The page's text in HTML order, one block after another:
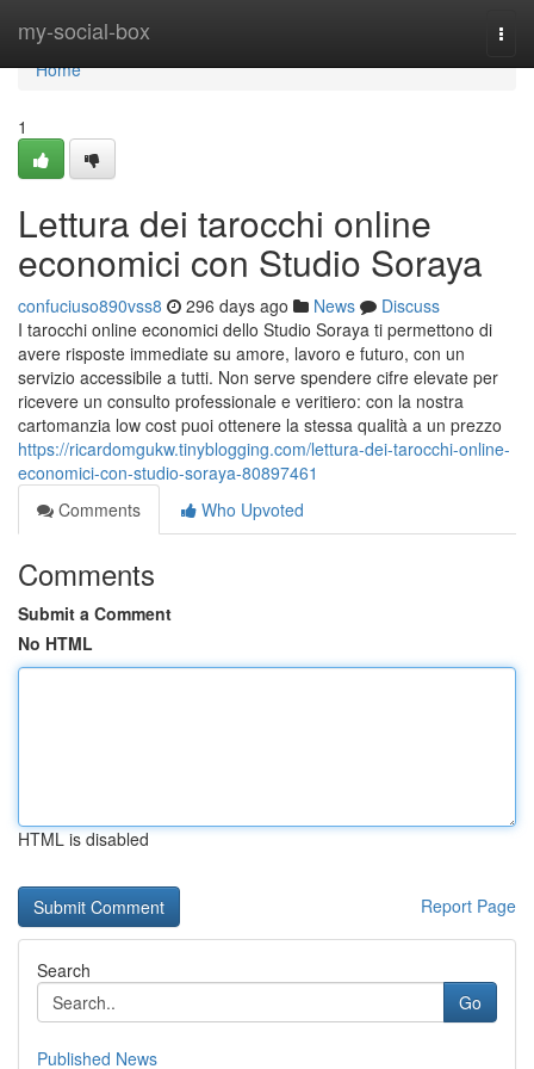
my-social-box
Home
Home
1
Lettura dei tarocchi online
economici con Studio Soraya
confuciuso890vss8 296 days ago News
Discuss
I tarocchi online economici dello Studio Soraya ti permettono di
avere risposte immediate su amore, lavoro e futuro, con un
servizio accessibile a tutti. Non serve spendere cifre elevate per
ricevere un consulto professionale e veritiero: con la nostra
cartomanzia low cost puoi ottenere la stessa qualità a un prezzo
https://ricardomgukw.tinyblogging.com/lettura-dei-tarocchi-online-
economici-con-studio-soraya-80897461
Comments
Who Upvoted
Comments
Submit a Comment
No HTML
HTML is disabled
Report Page
Search
Go
Published News